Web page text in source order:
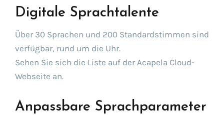
Digitale Sprachtalente
Über 30 Sprachen und 200 Standardstimmen sind
verfügbar, rund um die Uhr.
Sehen Sie sich die Liste auf der Acapela Cloud-
Webseite an.
Anpassbare Sprachparameter